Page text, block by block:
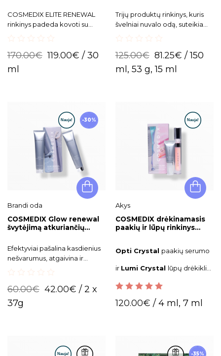
RENEWAL
COSMEDIX ELITE RENEWAL
rinkinys padeda kovoti su
netolygus odos atspalvis,
smulkios linijos ir raukšlės.
out
of
5
170.00€ 119.00€ / 30
ml
Trijų produktų rinkinys, kuris
švelniai nuvalo odą, suteikia
balansą bei drėgmę.
out
of
5
125.00€ 81.25€ / 150
ml, 53 g, 15 ml
-30%
Brandi oda
COSMEDIX Glow renewal
švytėjimą atkuriančių
Efektyviai pašalina kasdienius
nešvarumus, atgaivina ir
out
of
5
60.00€ 42.00€ / 2 x
37g
Akys
COSMEDIX drėkinamasis
paakių ir lūpų rinkinys
Opti Crystal paakių serumo
ir Lumi Crystal lūpų drėkiklio
rinkinys.
out of 5
120.00€ / 4 ml, 7 ml
-35%